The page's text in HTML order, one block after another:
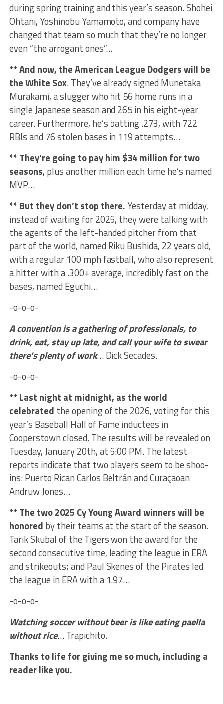
during spring training and this year’s season. Shohei
Ohtani, Yoshinobu Yamamoto, and company have
changed that team so much that they’re no longer
even “the arrogant ones”…
** And now, the American League Dodgers will be
the White Sox. They’ve already signed Munetaka
Murakami, a slugger who hit 56 home runs in a
single Japanese season and 265 in his eight-year
career. Furthermore, he’s batting .273, with 722
RBIs and 76 stolen bases in 119 attempts…
** They’re going to pay him $34 million for two
seasons, plus another million each time he’s named
MVP…
** But they don’t stop there.Yesterday at midday,
instead of waiting for 2026, they were talking with
the agents of the left-handed pitcher from that
part of the world, named Riku Bushida, 22 years old,
with a regular 100 mph fastball, who also represent
a hitter with a .300+ average, incredibly fast on the
bases, named Eguchi…
-o-o-o-
A convention is a gathering of professionals, to
drink, eat, stay up late, and call your wife to swear
there’s plenty of work… Dick Secades.
-o-o-o-
** Last night at midnight, as the world
celebrated the opening of the 2026, voting for this
year’s Baseball Hall of Fame inductees in
Cooperstown closed. The results will be revealed on
Tuesday, January 20th, at 6:00 PM. The latest
reports indicate that two players seem to be shoo-
ins: Puerto Rican Carlos Beltrán and Curaçaoan
Andruw Jones…
** The two 2025 Cy Young Award winnerswill be
honored by their teams at the start of the season.
Tarik Skubal of the Tigers won the award for the
second consecutive time, leading the league in ERA
and strikeouts; and Paul Skenes of the Pirates led
the league in ERA with a 1.97…
-o-o-o-
Watching soccer without beer is like eating paella
without rice… Trapichito.
Thanks to life for giving me so much, including a
reader like you.